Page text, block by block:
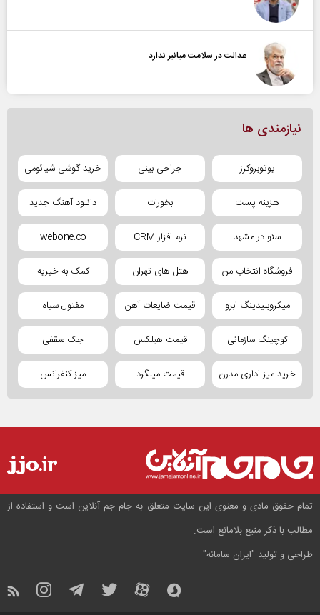
عدالت در سلامت میانبر ندارد
نیازمندی ها
یوتوبروکرز جراحی بینی خرید گوشی شیائومی
هزینه پست بخورات دانلود آهنگ جدید
سئو در مشهد نرم افزار CRM webone.co
فروشگاه انتخاب من هتل های تهران کمک به خیریه
میکروبلیدینگ ابرو قیمت ضایعات آهن مفتول سیاه
کوچینگ سازمانی قیمت هبلکس جک سقفی
خرید میز اداری مدرن قیمت میلگرد میز کنفرانس
تمام حقوق مادی و معنوی این سایت متعلق به جام جم آنلاین است و استفاده از
مطالب با ذکر منبع بلامانع است.
طراحی و تولید "ایران سامانه"